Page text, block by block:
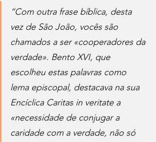
“Com outra frase bíblica, desta
vez de São João, vocês são
chamados a ser «cooperadores da
verdade». Bento XVI, que
escolheu estas palavras como
lema episcopal, destacava na sua
Encíclica Caritas in veritate a
«necessidade de conjugar a
caridade com a verdade, não só